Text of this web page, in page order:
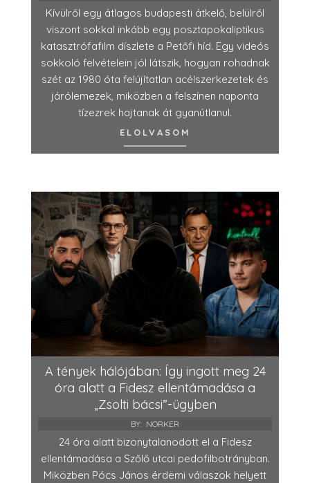
Kívülről egy átlagos budapesti átkelő, belülről
viszont sokkal inkább egy posztapokaliptikus
katasztrófafilm díszlete a Petőfi híd. Egy videós
sokkoló felvételein jól látszik, hogyan rohadnak
szét az 1980 óta felújítatlan acélszerkezetek és
járólemezek, miközben a felszínen naponta
tízezrek hajtanak át gyanútlanul.
ELOLVASOM
A tények hálójában: Így ingott meg 24
óra alatt a Fidesz ellentámadása a
„Zsolti bácsi”-ügyben
BY: NORKER
24 óra alatt bizonytalanodott el a Fidesz
ellentámadása a Szőlő utcai pedofilbotrányban.
Miközben Pócs János érdemi válaszok helyett